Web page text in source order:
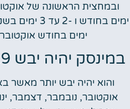
ימים בחודש
במינסק יהיה יבש 19 יום בחודש
והוא יהיה יבש יותר מאשר
אוקטובר, נובמבר, דצמבר,